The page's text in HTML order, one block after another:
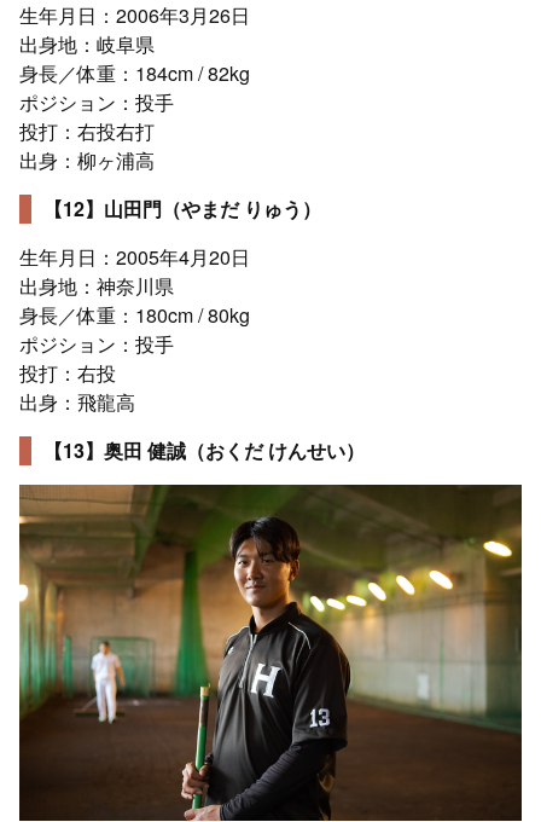
生年月日：2006年3月26日
出身地：岐阜県
身長／体重：184cm / 82kg
ポジション：投手
投打：右投右打
出身：柳ヶ浦高
【12】山田門（やまだ りゅう）
生年月日：2005年4月20日
出身地：神奈川県
身長／体重：180cm / 80kg
ポジション：投手
投打：右投
出身：飛龍高
【13】奥田 健誠（おくだ けんせい）